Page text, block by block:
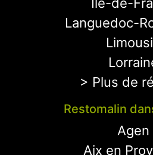
Languedoc-
> Plus de
Restomalin
Agen
Aix en